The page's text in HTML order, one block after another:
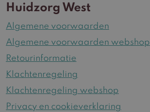
Huidzorg West
Algemene voorwaarden
Algemene voorwaarden webshop
Retourinformatie
Klachtenregeling
Klachtenregeling webshop
Privacy en cookieverklaring